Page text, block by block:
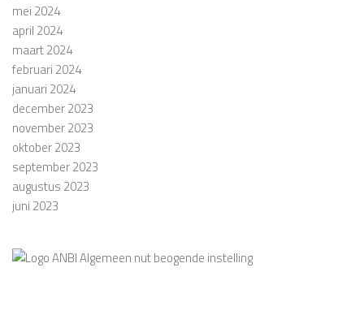
mei 2024
april 2024
maart 2024
februari 2024
januari 2024
december 2023
november 2023
oktober 2023
september 2023
augustus 2023
juni 2023